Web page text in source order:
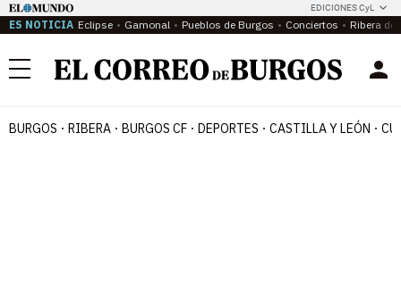
EDICIONES CyL
ES NOTICIA Eclipse Gamonal Pueblos de Burgos Conciertos Ribera del
Menú
BURGOS RIBERA BURGOS CF DEPORTES CASTILLA Y LEÓN